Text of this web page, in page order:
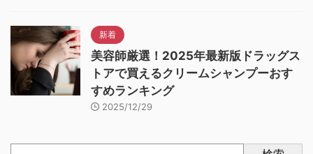
新着
美容師厳選！2025年最新版ドラッグス
トアで買えるクリームシャンプーおす
すめランキング
2025/12/29